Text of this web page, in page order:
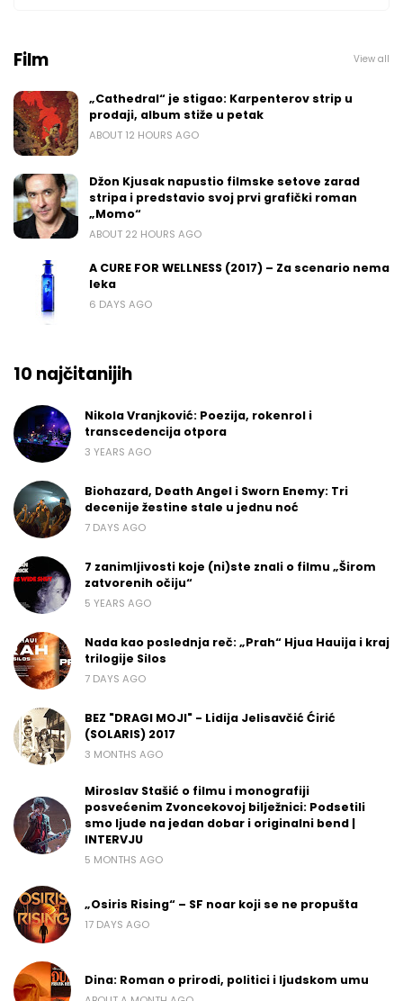
Film View all
„Cathedral“ je stigao: Karpenterov strip u
prodaji, album stiže u petak
ABOUT 12 HOURS AGO
Džon Kjusak napustio filmske setove zarad
stripa i predstavio svoj prvi grafički roman
„Momo“
ABOUT 22 HOURS AGO
A CURE FOR WELLNESS (2017) – Za scenario nema
leka
6 DAYS AGO
10 najčitanijih
Nikola Vranjković: Poezija, rokenrol i
transcedencija otpora
3 YEARS AGO
Biohazard, Death Angel i Sworn Enemy: Tri
decenije žestine stale u jednu noć
7 DAYS AGO
7 zanimljivosti koje (ni)ste znali o filmu „Širom
zatvorenih očiju“
5 YEARS AGO
Nada kao poslednja reč: „Prah“ Hjua Hauija i kraj
trilogije Silos
7 DAYS AGO
BEZ "DRAGI MOJI" - Lidija Jelisavčić Ćirić
(SOLARIS) 2017
3 MONTHS AGO
Miroslav Stašić o filmu i monografiji
posvećenim Zvoncekovoj bilježnici: Podsetili
smo ljude na jedan dobar i originalni bend |
INTERVJU
5 MONTHS AGO
„Osiris Rising“ – SF noar koji se ne propušta
17 DAYS AGO
Dina: Roman o prirodi, politici i ljudskom umu